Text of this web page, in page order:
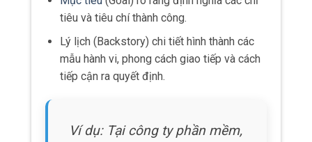
tiêu và tiêu chí thành công.
Lý lịch (Backstory) chi tiết hình thành các
mẫu hành vi, phong cách giao tiếp và cách
tiếp cận ra quyết định.
Ví dụ: Tại công ty phần mềm,